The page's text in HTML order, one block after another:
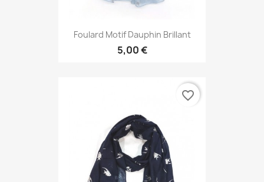
Foulard Motif Dauphin Brillant
5,00 €
favorite_border